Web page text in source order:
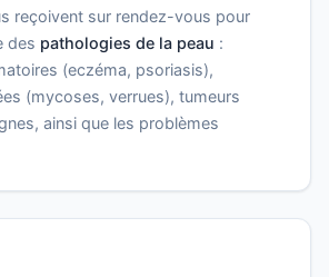
reçoivent sur rendez-vous pour
des pathologies de la peau :
(eczéma, psoriasis),
(mycoses, verrues), tumeurs
ainsi que les problèmes